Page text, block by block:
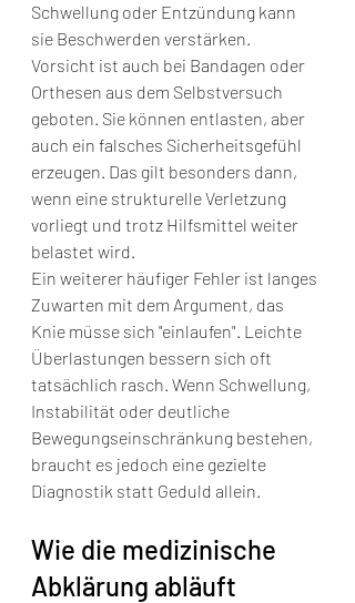
Schwellung oder Entzündung kann
sie Beschwerden verstärken.
Vorsicht ist auch bei Bandagen oder
Orthesen aus dem Selbstversuch
geboten. Sie können entlasten, aber
auch ein falsches Sicherheitsgefühl
erzeugen. Das gilt besonders dann,
wenn eine strukturelle Verletzung
vorliegt und trotz Hilfsmittel weiter
belastet wird.
Ein weiterer häufiger Fehler ist langes
Zuwarten mit dem Argument, das
Knie müsse sich "einlaufen". Leichte
Überlastungen bessern sich oft
tatsächlich rasch. Wenn Schwellung,
Instabilität oder deutliche
Bewegungseinschränkung bestehen,
braucht es jedoch eine gezielte
Diagnostik statt Geduld allein.
Wie die medizinische
Abklärung abläuft